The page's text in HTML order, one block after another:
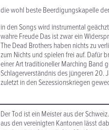
die wohl beste Beerdigungskapelle
in den Songs wird instrumental
wahre Freude Das ist zwar ein
The Dead Brothers haben nichts zu
zum Nichts und spielen frei auf. Dafür
einer Art traditioneller Marching Band
Schlagerverständnis des jüngeren 20.
zuletzt in den Sezessionskriegen
Der Tod ist ein Meister aus der
aus den vereinigten Kantonen lässt